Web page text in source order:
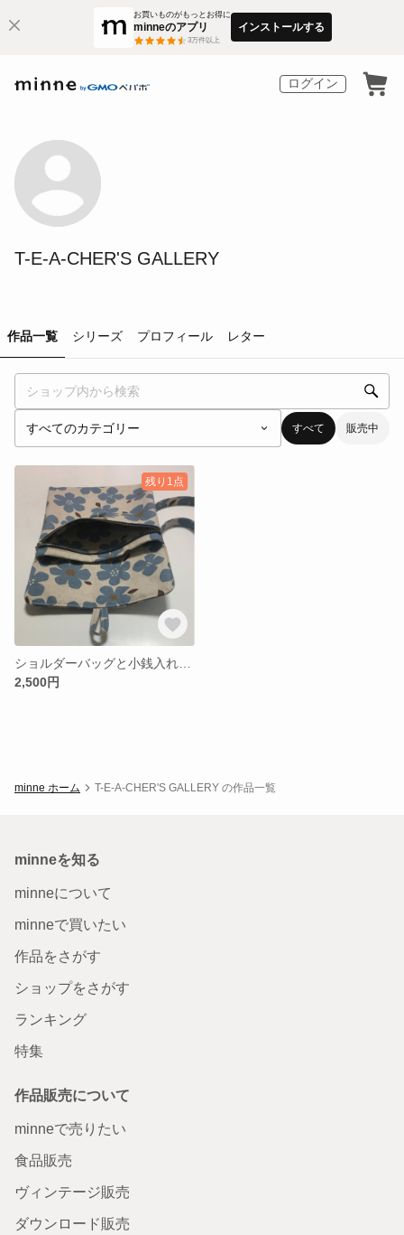
お買いものがもっとお得に
minneのアプリ
3万件以上
インストールする
ログイン
T-E-A-CHER'S GALLERY
作品一覧 シリーズ プロフィール レター
すべて 販売中
残り1点
2,500円
minne ホーム T-E-A-CHER'S GALLERY の作品一覧
minneを知る
minneについて
minneで買いたい
作品をさがす
ショップをさがす
ランキング
特集
作品販売について
minneで売りたい
食品販売
ヴィンテージ販売
ダウンロード販売